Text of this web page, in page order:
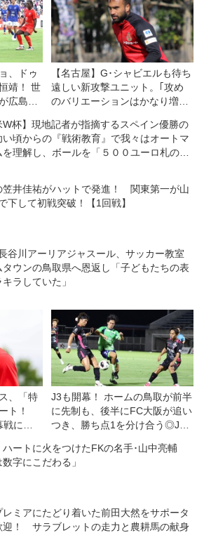
、ドゥ
靖！ 世
広島で
ーゲー
【名古屋】G･シャビエルも待ち
遠しい新攻撃ユニット。｢攻め
のバリエーションはかなり増え
W杯】現地記者が指摘するスペイン優勝の
頃からの『戦術教育』で我々はオートマ
理解し、ボールを「５００ユーロ札のよ
笠井佳祐がハットで発進！ 関東第一が山
下して初戦突破！【1回戦】
谷川アーリアジャスール、サッカー教室
タウンの鳥取県へ恩返し「子どもたちの表
ラしていた」
、「特
ト！
に向
なる」
J3も開幕！ ホームの鳥取が前半
に先制も、後半にFC大阪が追い
つき、勝ち点1を分け合う◎J3
ハートに火をつけたFKの名手･山中亮輔
数字にこだわる」
レミアにたどり着いた前田大然をサポータ
迎！ サラブレットの走力と農耕馬の献身